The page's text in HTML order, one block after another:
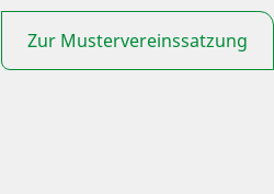
Zur Mustervereinssatzung